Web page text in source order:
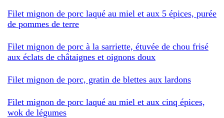
Filet mignon de porc laqué au miel et aux 5 épices, purée
de pommes de terre
Filet mignon de porc à la sarriette, étuvée de chou frisé
aux éclats de châtaignes et oignons doux
Filet mignon de porc, gratin de blettes aux lardons
Filet mignon de porc laqué au miel et aux cinq épices,
wok de légumes